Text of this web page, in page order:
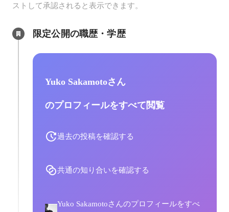
ストして承認されると表示できます。
限定公開の職歴・学歴
Yuko Sakamotoさん
のプロフィールをすべて閲覧
過去の投稿を確認する
共通の知り合いを確認する
Yuko Sakamotoさんのプロフィールをすべ